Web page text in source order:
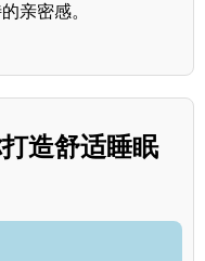
亲密感。
造舒适睡眠